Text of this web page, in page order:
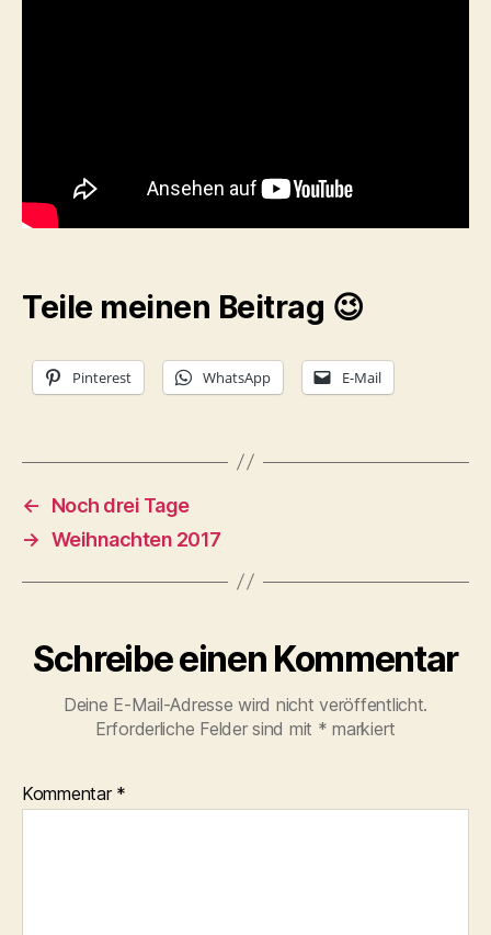
Teile meinen Beitrag 😉
Pinterest WhatsApp E-Mail
←
Noch drei Tage
→ Weihnachten 2017
Schreibe einen Kommentar
Deine E-Mail-Adresse wird nicht veröffentlicht.
Erforderliche Felder sind mit * markiert
Kommentar *